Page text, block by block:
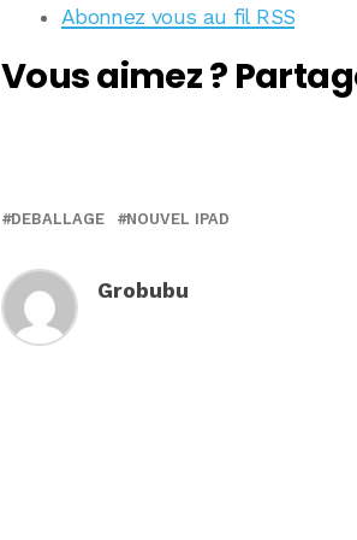
Abonnez vous au fil RSS
Vous aimez ?
DEBALLAGE NOUVEL IPAD
Grobubu